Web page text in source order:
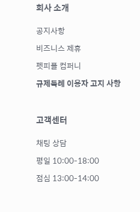
회사 소개
공지사항
비즈니스 제휴
펫피플 컴퍼니
규제특례 이용자 고지 사항
고객센터
채팅 상담
평일 10:00-18:00
점심 13:00-14:00